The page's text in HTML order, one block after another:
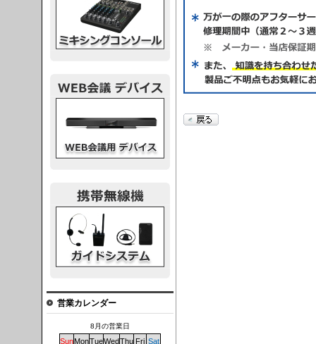
営業カレンダー
8月の営業日
SunMonTueWedThu Fri Sat